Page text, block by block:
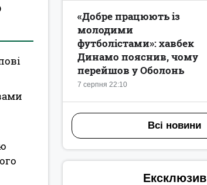
7 серпня 22:10
«Добре працюють із
молодими
футболістами»: хавбек
Динамо пояснив, чому
перейшов у Оболонь
Всі новини
Ексклюзив